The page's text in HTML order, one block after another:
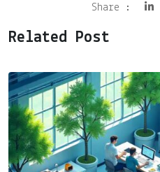
Share :
Related Post